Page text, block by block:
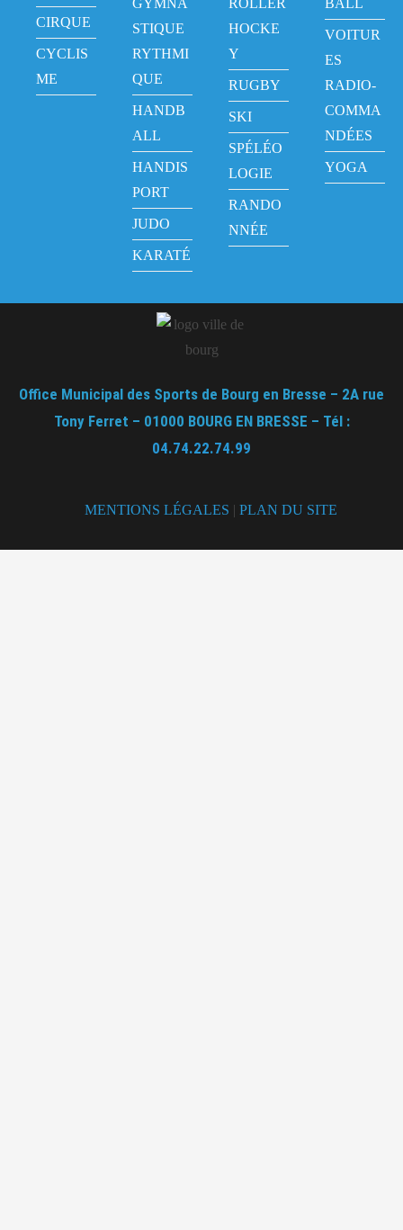
CIRQUE
CYCLIS
ME
STIQUE
RYTHMI
QUE
HANDB
ALL
HANDIS
PORT
JUDO
KARATÉ
HOCKE
Y
RUGBY
SKI
SPÉLÉO
LOGIE
RANDO
NNÉE
VOITUR
ES
RADIO-
COMMA
NDÉES
YOGA
Office Municipal des Sports de Bourg en Bresse – 2A rue
Tony Ferret – 01000 BOURG EN BRESSE – Tél :
04.74.22.74.99
MENTIONS LÉGALES | PLAN DU SITE